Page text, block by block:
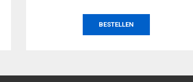
BESTELLEN